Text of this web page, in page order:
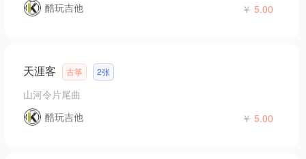
酷玩吉他
￥ 5.00
天涯客 古筝 2张
山河令片尾曲
酷玩吉他
￥ 5.00